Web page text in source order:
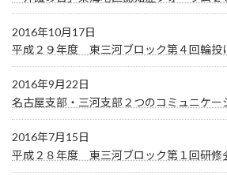
2016年10月17日
平成２９年度 東三河ブロック第４回輪投
2016年9月22日
名古屋支部・三河支部２つのコミュニケー
2016年7月15日
平成２８年度 東三河ブロック第１回研修